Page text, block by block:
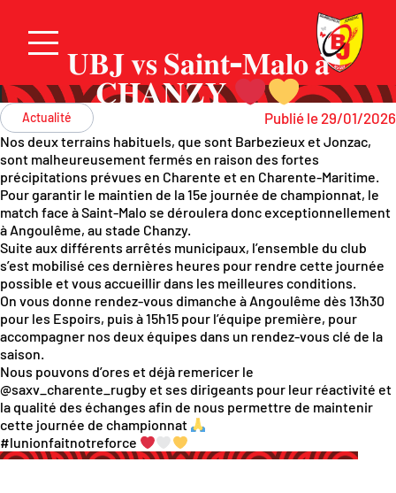
𝐔𝐁𝐉 𝐯𝐬 𝐒𝐚𝐢𝐧𝐭-𝐌𝐚𝐥𝐨 𝐚̀
𝐂𝐇𝐀𝐍𝐙𝐘
Actualité Publié le 29/01/2026
Nos deux terrains habituels, que sont Barbezieux et Jonzac,
sont malheureusement fermés en raison des fortes
précipitations prévues en Charente et en Charente-Maritime.
Pour garantir le maintien de la 15e journée de championnat, le
match face à Saint-Malo se déroulera donc exceptionnellement
à Angoulême, au stade Chanzy.
Suite aux différents arrêtés municipaux, l’ensemble du club
s’est mobilisé ces dernières heures pour rendre cette journée
possible et vous accueillir dans les meilleures conditions.
On vous donne rendez-vous dimanche à Angoulême dès 13h30
pour les Espoirs, puis à 15h15 pour l’équipe première, pour
accompagner nos deux équipes dans un rendez-vous clé de la
saison.
Nous pouvons d’ores et déjà remericer le
@saxv_charente_rugby et ses dirigeants pour leur réactivité et
la qualité des échanges afin de nous permettre de maintenir
cette journée de championnat
#lunionfaitnotreforce